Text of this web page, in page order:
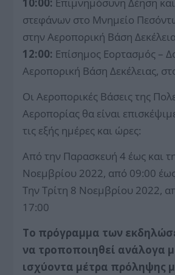
10:00: Επιμνημόσυνη Δέηση
στεφάνων στο Μνημείο
στην Αεροπορική Βάση
12:00: Επίσημος Εορτασμός –
Αεροπορική Βάση Δεκέλειας,
Οι Αεροπορικές Βάσεις της
Αεροπορίας θα είναι
τις εξής ημέρες και ώρες:
Από την Παρασκευή 4 έως και
Νοεμβρίου 2022, από 09:00
Την Τρίτη 8 Νοεμβρίου 2022,
17:00
Το πρόγραμμα των
να τροποποιηθεί ανάλογα
ισχύοντα μέτρα πρόληψης